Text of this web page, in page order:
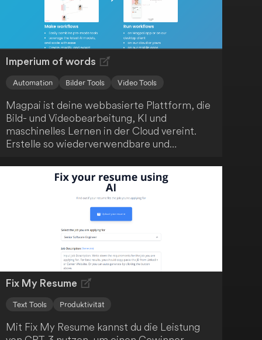
Imperium of words
Automation Bilder Tools Video Tools
Magpai ist deine webbasierte Plattform, die
Bild- und Videobearbeitung, KI und
maschinelles Lernen in der Cloud vereint.
Erstelle so wiederverwendbare und
hinaus fördert Magpai die Zusammenarbeit,
indem es Bearbeitungsknotenpunkte für dein
gesamtes Team zugänglich macht.
Fix My Resume
Text Tools Produktivität
Mit Fix My Resume kannst du die Leistung